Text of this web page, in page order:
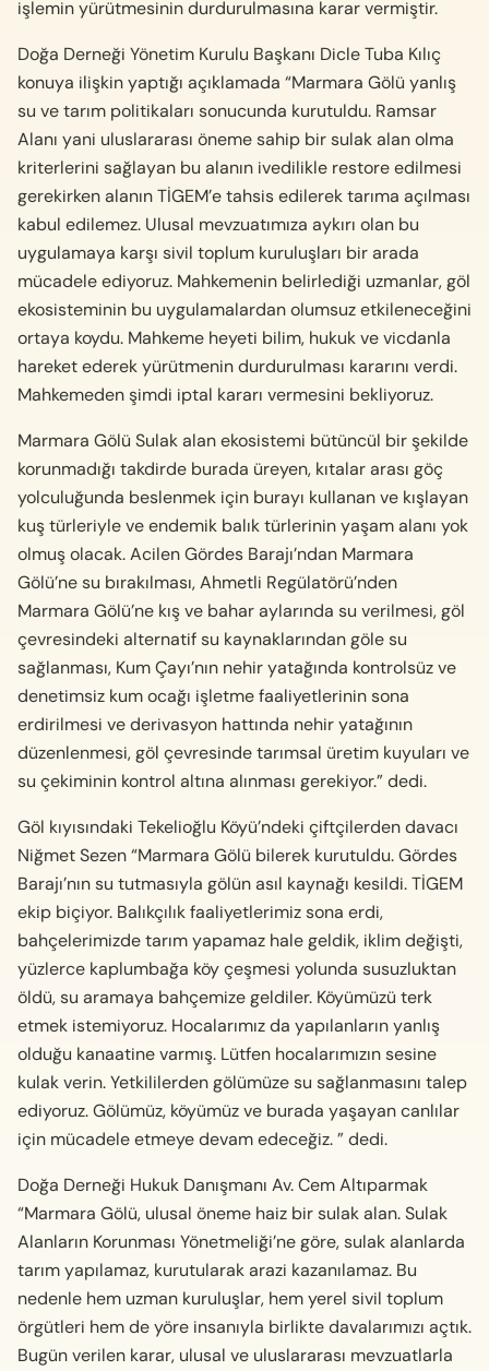
işlemin yürütmesinin durdurulmasına karar vermiştir.
Doğa Derneği Yönetim Kurulu Başkanı Dicle Tuba Kılıç
konuya ilişkin yaptığı açıklamada “Marmara Gölü yanlış
su ve tarım politikaları sonucunda kurutuldu. Ramsar
Alanı yani uluslararası öneme sahip bir sulak alan olma
kriterlerini sağlayan bu alanın ivedilikle restore edilmesi
gerekirken alanın TİGEM’e tahsis edilerek tarıma açılması
kabul edilemez. Ulusal mevzuatımıza aykırı olan bu
uygulamaya karşı sivil toplum kuruluşları bir arada
mücadele ediyoruz. Mahkemenin belirlediği uzmanlar, göl
ekosisteminin bu uygulamalardan olumsuz etkileneceğini
ortaya koydu. Mahkeme heyeti bilim, hukuk ve vicdanla
hareket ederek yürütmenin durdurulması kararını verdi.
Mahkemeden şimdi iptal kararı vermesini bekliyoruz.
Marmara Gölü Sulak alan ekosistemi bütüncül bir şekilde
korunmadığı takdirde burada üreyen, kıtalar arası göç
yolculuğunda beslenmek için burayı kullanan ve kışlayan
kuş türleriyle ve endemik balık türlerinin yaşam alanı yok
olmuş olacak. Acilen Gördes Barajı’ndan Marmara
Gölü’ne su bırakılması, Ahmetli Regülatörü’nden
Marmara Gölü’ne kış ve bahar aylarında su verilmesi, göl
çevresindeki alternatif su kaynaklarından göle su
sağlanması, Kum Çayı’nın nehir yatağında kontrolsüz ve
denetimsiz kum ocağı işletme faaliyetlerinin sona
erdirilmesi ve derivasyon hattında nehir yatağının
düzenlenmesi, göl çevresinde tarımsal üretim kuyuları ve
su çekiminin kontrol altına alınması gerekiyor.” dedi.
Göl kıyısındaki Tekelioğlu Köyü’ndeki çiftçilerden davacı
Niğmet Sezen “Marmara Gölü bilerek kurutuldu. Gördes
Barajı’nın su tutmasıyla gölün asıl kaynağı kesildi. TİGEM
ekip biçiyor. Balıkçılık faaliyetlerimiz sona erdi,
bahçelerimizde tarım yapamaz hale geldik, iklim değişti,
yüzlerce kaplumbağa köy çeşmesi yolunda susuzluktan
öldü, su aramaya bahçemize geldiler. Köyümüzü terk
etmek istemiyoruz. Hocalarımız da yapılanların yanlış
olduğu kanaatine varmış. Lütfen hocalarımızın sesine
kulak verin. Yetkililerden gölümüze su sağlanmasını talep
ediyoruz. Gölümüz, köyümüz ve burada yaşayan canlılar
için mücadele etmeye devam edeceğiz. ” dedi.
Doğa Derneği Hukuk Danışmanı Av. Cem Altıparmak
“Marmara Gölü, ulusal öneme haiz bir sulak alan. Sulak
Alanların Korunması Yönetmeliği’ne göre, sulak alanlarda
tarım yapılamaz, kurutularak arazi kazanılamaz. Bu
nedenle hem uzman kuruluşlar, hem yerel sivil toplum
örgütleri hem de yöre insanıyla birlikte davalarımızı açtık.
Bugün verilen karar, ulusal ve uluslararası mevzuatlarla